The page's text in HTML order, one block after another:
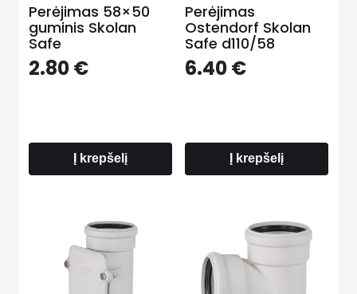
Perėjimas 58×50
guminis Skolan
Safe
2.80€
Į krepšelį
Perėjimas
Ostendorf Skolan
Safe d110/58
6.40€
Į krepšelį